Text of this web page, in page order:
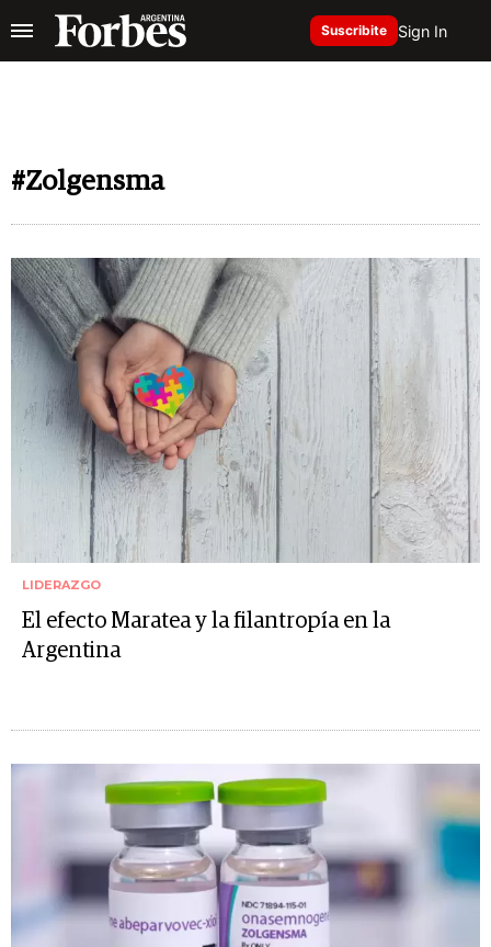
Suscribite Sign In
#Zolgensma
LIDERAZGO
El efecto Maratea y la filantropía en la
Argentina